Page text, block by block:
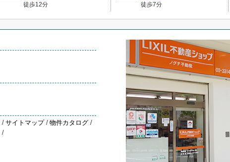
徒歩12分
徒歩7分
/ サイトマップ / 物件カタログ /
/